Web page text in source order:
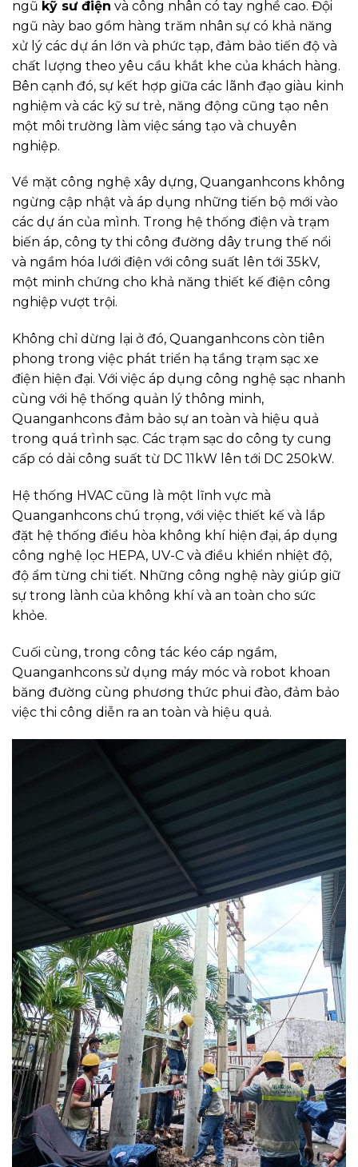
ngũ kỹ sư điện và công nhân có tay nghề cao. Đội
ngũ này bao gồm hàng trăm nhân sự có khả năng
xử lý các dự án lớn và phức tạp, đảm bảo tiến độ và
chất lượng theo yêu cầu khắt khe của khách hàng.
Bên cạnh đó, sự kết hợp giữa các lãnh đạo giàu kinh
nghiệm và các kỹ sư trẻ, năng động cũng tạo nên
một môi trường làm việc sáng tạo và chuyên
nghiệp.
Về mặt công nghệ xây dựng, Quanganhcons không
ngừng cập nhật và áp dụng những tiến bộ mới vào
các dự án của mình. Trong hệ thống điện và trạm
biến áp, công ty thi công đường dây trung thế nổi
và ngầm hóa lưới điện với công suất lên tới 35kV,
một minh chứng cho khả năng thiết kế điện công
nghiệp vượt trội.
Không chỉ dừng lại ở đó, Quanganhcons còn tiên
phong trong việc phát triển hạ tầng trạm sạc xe
điện hiện đại. Với việc áp dụng công nghệ sạc nhanh
cùng với hệ thống quản lý thông minh,
Quanganhcons đảm bảo sự an toàn và hiệu quả
trong quá trình sạc. Các trạm sạc do công ty cung
cấp có dải công suất từ DC 11kW lên tới DC 250kW.
Hệ thống HVAC cũng là một lĩnh vực mà
Quanganhcons chú trọng, với việc thiết kế và lắp
đặt hệ thống điều hòa không khí hiện đại, áp dụng
công nghệ lọc HEPA, UV-C và điều khiển nhiệt độ,
độ ẩm từng chi tiết. Những công nghệ này giúp giữ
sự trong lành của không khí và an toàn cho sức
khỏe.
Cuối cùng, trong công tác kéo cáp ngầm,
Quanganhcons sử dụng máy móc và robot khoan
băng đường cùng phương thức phui đào, đảm bảo
việc thi công diễn ra an toàn và hiệu quả.